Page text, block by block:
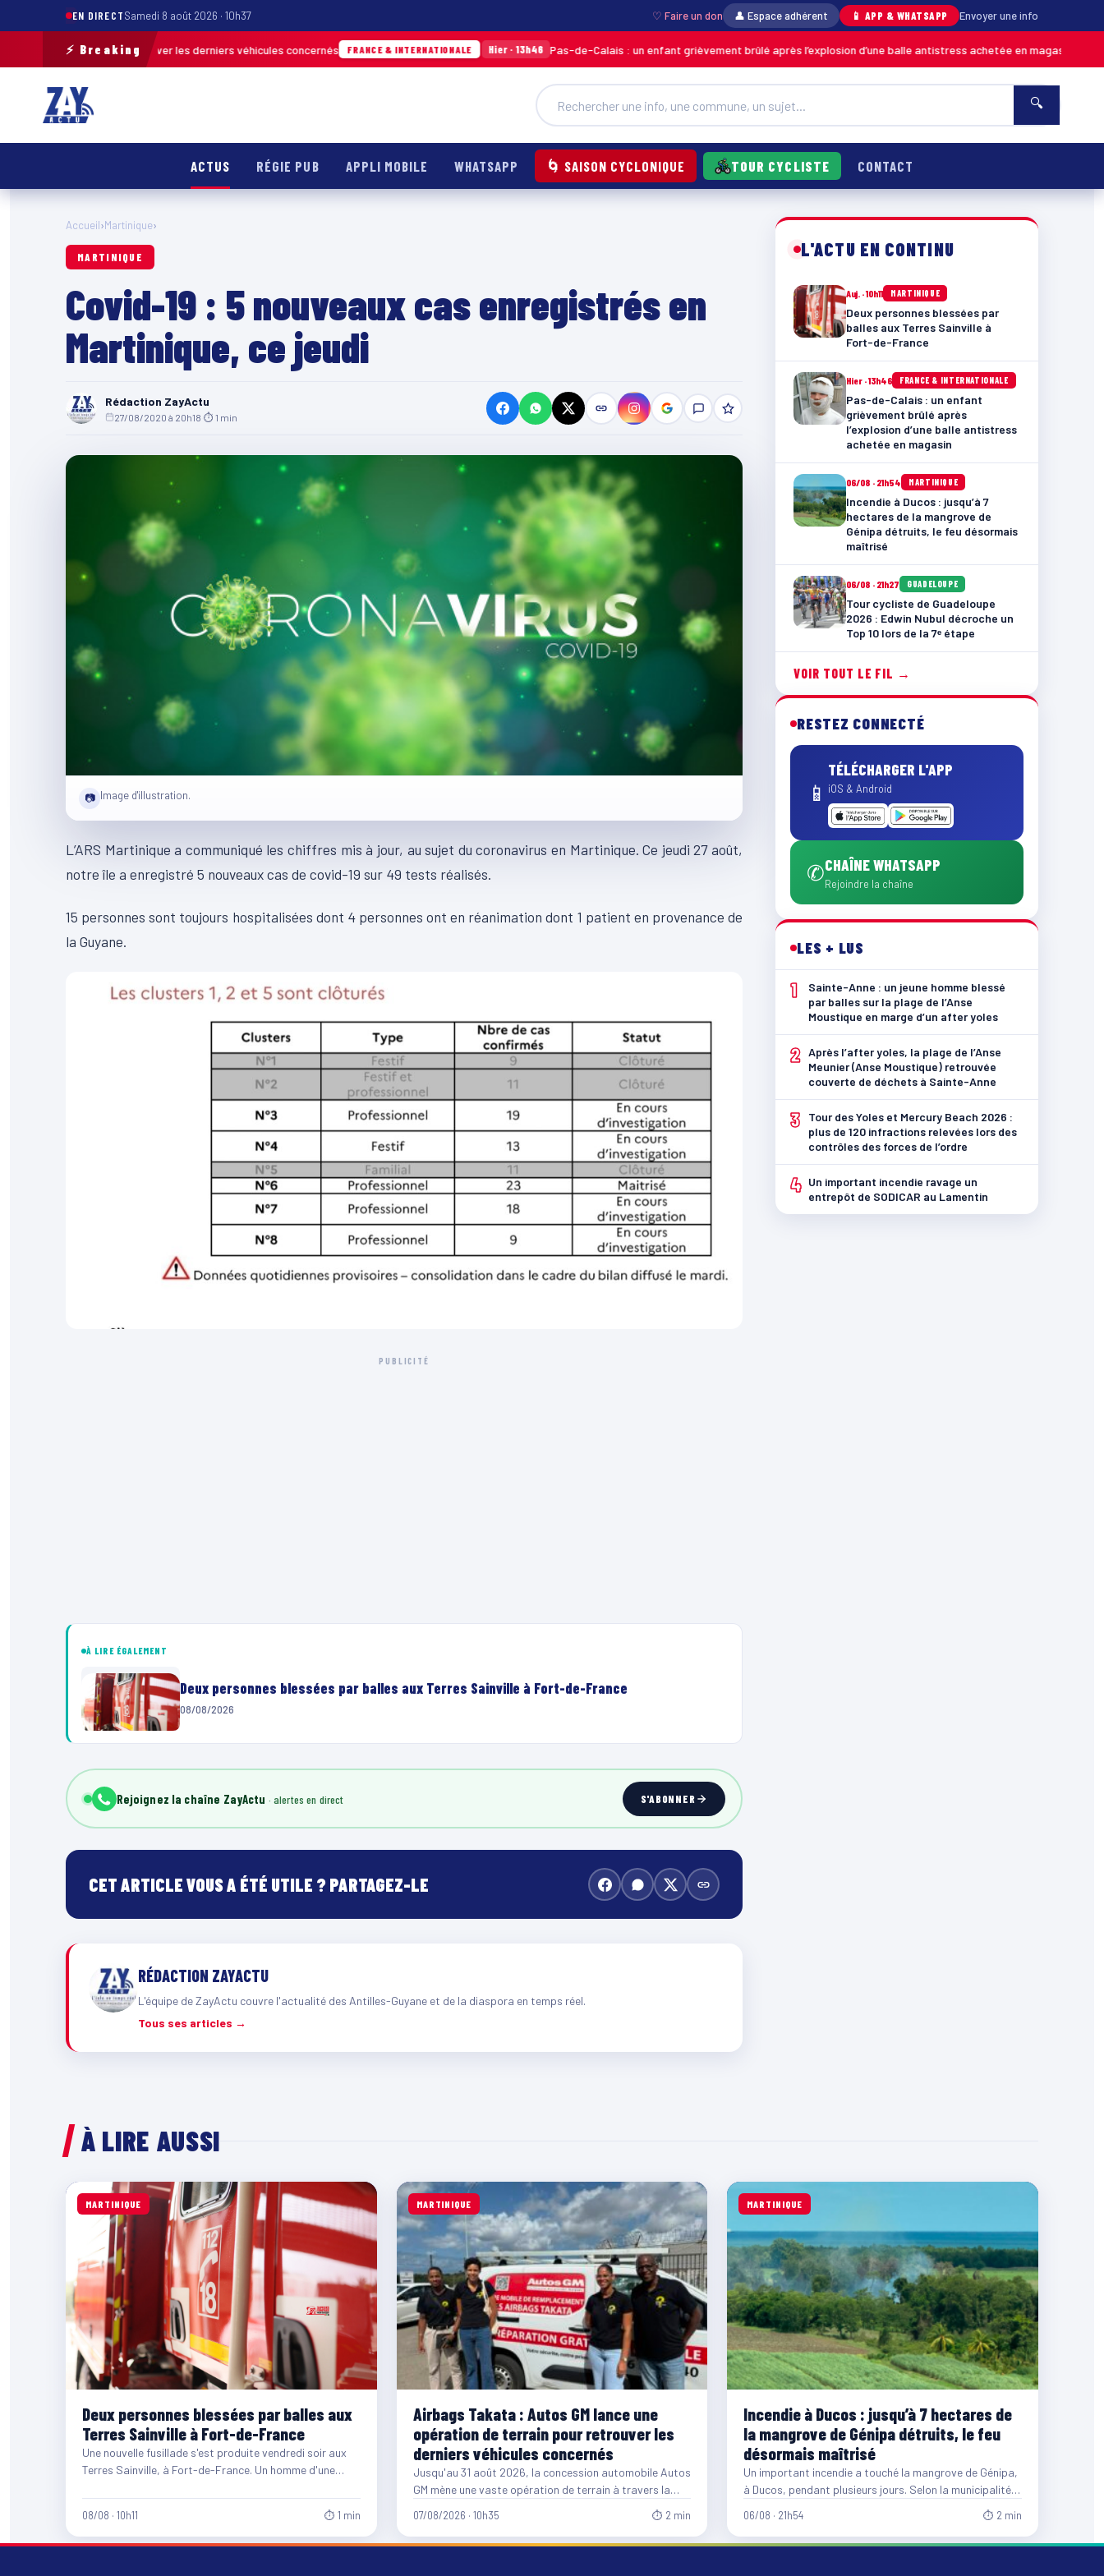
EN DIRECTSamedi 8 août 2026 · 10h37 ♡ Faire un don 👤 Espace adhérent 📱 APP & WHATSAPP Envoyer une info
⚡ Breaking
terrain pour retrouver les derniers véhicules concernés FRANCE & INTERNATIONALE Hier · 13h46 Pas-de-Calais : un enfant grièvement brûlé après l’explosion d’une balle antistress achetée en magasin MARTINIQUE
🔍
ACTUS RÉGIE PUB APPLI MOBILE WHATSAPP 🌀 SAISON CYCLONIQUE TOUR CYCLISTE CONTACT
Accueil›Martinique›
MARTINIQUE
Covid-19 : 5 nouveaux cas enregistrés en
Martinique, ce jeudi
Rédaction ZayActu
27/08/2020 à 20h18 ⏱ 1 min
📷 Image d'illustration.
L’ARS Martinique a communiqué les chiffres mis à jour, au sujet du coronavirus en Martinique. Ce jeudi 27 août,
notre île a enregistré 5 nouveaux cas de covid-19 sur 49 tests réalisés.
15 personnes sont toujours hospitalisées dont 4 personnes ont en réanimation dont 1 patient en provenance de
la Guyane.
PUBLICITÉ
À LIRE ÉGALEMENT
Deux personnes blessées par balles aux Terres Sainville à Fort-de-France
08/08/2026
Rejoignez la chaîne ZayActu S'ABONNER
CET ARTICLE VOUS A ÉTÉ UTILE ? PARTAGEZ-LE
RÉDACTION ZAYACTU
L'équipe de ZayActu couvre l'actualité des Antilles-Guyane et de la diaspora en temps réel.
Tous ses articles →
L'ACTU EN CONTINU
Auj. · 10h11 MARTINIQUE
Deux personnes blessées par
balles aux Terres Sainville à
Fort-de-France
Hier · 13h46 FRANCE & INTERNATIONALE
Pas-de-Calais : un enfant
grièvement brûlé après
l’explosion d’une balle antistress
achetée en magasin
06/08 · 21h54 MARTINIQUE
Incendie à Ducos : jusqu’à 7
hectares de la mangrove de
Génipa détruits, le feu désormais
maîtrisé
06/08 · 21h27 GUADELOUPE
Tour cycliste de Guadeloupe
2026 : Edwin Nubul décroche un
Top 10 lors de la 7ᵉ étape
VOIR TOUT LE FIL →
RESTEZ CONNECTÉ
📱
TÉLÉCHARGER L'APP
iOS & Android
✆CHAÎNE WHATSAPP
Rejoindre la chaîne
LES + LUS
1
Sainte-Anne : un jeune homme blessé
par balles sur la plage de l’Anse
Moustique en marge d’un after yoles
2 Après l’after yoles, la plage de l’Anse
Meunier (Anse Moustique) retrouvée
couverte de déchets à Sainte-Anne
3
Tour des Yoles et Mercury Beach 2026 :
plus de 120 infractions relevées lors des
contrôles des forces de l’ordre
4 Un important incendie ravage un
entrepôt de SODICAR au Lamentin
À LIRE AUSSI
MARTINIQUE
Deux personnes blessées par balles aux
Terres Sainville à Fort-de-France
Une nouvelle fusillade s'est produite vendredi soir aux
Terres Sainville, à Fort-de-France. Un homme d'une
08/08 · 10h11 ⏱ 1 min
MARTINIQUE
Airbags Takata : Autos GM lance une
opération de terrain pour retrouver les
derniers véhicules concernés
Jusqu'au 31 août 2026, la concession automobile Autos
GM mène une vaste opération de terrain à travers la…
07/08/2026 · 10h35 ⏱ 2 min
MARTINIQUE
Incendie à Ducos : jusqu’à 7 hectares de
la mangrove de Génipa détruits, le feu
désormais maîtrisé
Un important incendie a touché la mangrove de Génipa,
à Ducos, pendant plusieurs jours. Selon la municipalité,
06/08 · 21h54 ⏱ 2 min